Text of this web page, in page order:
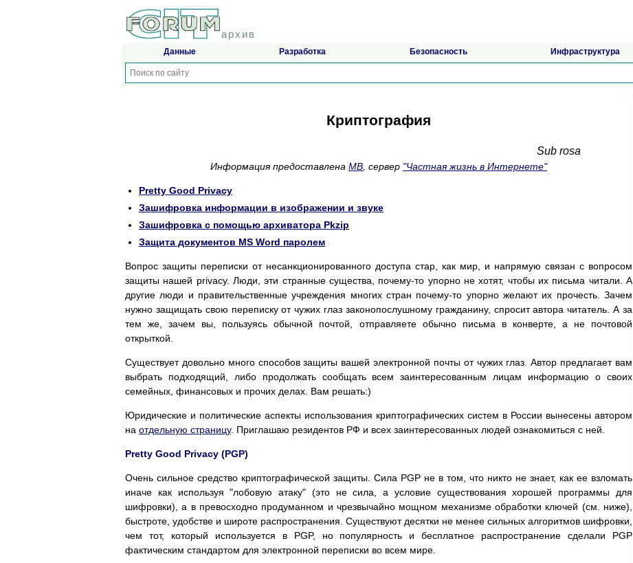
архив
Данные Разработка Безопасность Инфраструктура
Криптография
Sub rosa
Информация предоставлена MB , сервер "Частная жизнь в Интернете"
Pretty Good Privacy
Зашифровка информации в изображении и звуке
Зашифровка с помощью архиватора Pkzip
Защита документов MS Word паролем
Вопрос защиты переписки от несанкционированного доступа стар, как мир, и напрямую связан с вопросом
защиты нашей privacy. Люди, эти странные существа, почему-то упорно не хотят, чтобы их письма читали. А
другие люди и правительственные учреждения многих стран почему-то упорно желают их прочесть. Зачем
нужно защищать свою переписку от чужих глаз законопослушному гражданину, спросит автора читатель. А за
тем же, зачем вы, пользуясь обычной почтой, отправляете обычно письма в конверте, а не почтовой
открыткой.
Существует довольно много способов защиты вашей электронной почты от чужих глаз. Автор предлагает вам
выбрать подходящий, либо продолжать сообщать всем заинтересованным лицам информацию о своих
семейных, финансовых и прочих делах. Вам решать:)
Юридические и политические аспекты использования криптографических систем в России вынесены автором
на отдельную страницу. Приглашаю резидентов РФ и всех заинтересованных людей ознакомиться с ней.
Pretty Good Privacy (PGP)
Очень сильное средство криптографической защиты. Сила PGP не в том, что никто не знает, как ее взломать
иначе как используя "лобовую атаку" (это не сила, а условие существования хорошей программы для
шифровки), а в превосходно продуманном и чрезвычайно мощном механизме обработки ключей (см. ниже),
быстроте, удобстве и широте распространения. Существуют десятки не менее сильных алгоритмов шифровки,
чем тот, который используется в PGP, но популярность и бесплатное распространение сделали PGP
фактическим стандартом для электронной переписки во всем мире.